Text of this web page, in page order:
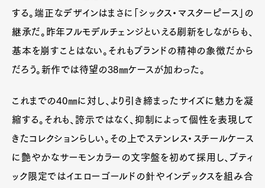
Gourmet Cars
Product Culture Lifestyle
Pen Membership
Magazine
Official Columnist
About
Contact
する。端正なデザインはまさに「シックス・マスターピース」の
継承だ。昨年フルモデルチェンジといえる刷新をしながらも、
基本を崩すことはない。それもブランドの精神の象徴だから
だろう。新作では待望の38㎜ケースが加わった。
これまでの40㎜に対し、より引き締まったサイズに魅力を凝
縮する。それも、誇示ではなく、抑制によって個性を表現して
きたコレクションらしい。その上でステンレス・スチールケース
に艶やかなサーモンカラーの文字盤を初めて採用し、ブティ
ック限定ではイエローゴールドの針やインデックスを組み合